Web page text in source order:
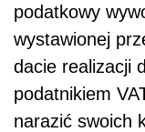
podatkowy
wystawionej
dacie realizacji
podatnikiem
narazić swoich